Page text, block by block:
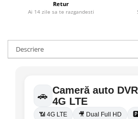
Retur
Ai 14 zile sa te razgandesti
Descriere
🚗 Cameră auto DVR
4G LTE
📶 4G LTE 🎥 Dual Full HD 🅿️